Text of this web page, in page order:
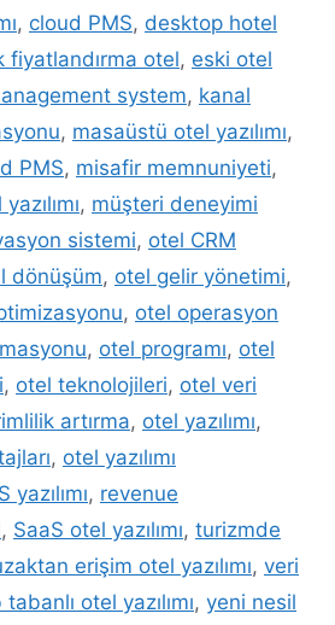
, cloud PMS, desktop hotel
fiyatlandırma otel, eski otel
system, kanal
, masaüstü otel yazılımı,
PMS, misafir memnuniyeti,
, müşteri deneyimi
sistemi, otel CRM
dönüşüm, otel gelir yönetimi,
, otel operasyon
, otel programı, otel
, otel teknolojileri, otel veri
artırma, otel yazılımı,
, otel yazılımı
yazılımı, revenue
, SaaS otel yazılımı, turizmde
erişim otel yazılımı, veri
otel yazılımı, yeni nesil